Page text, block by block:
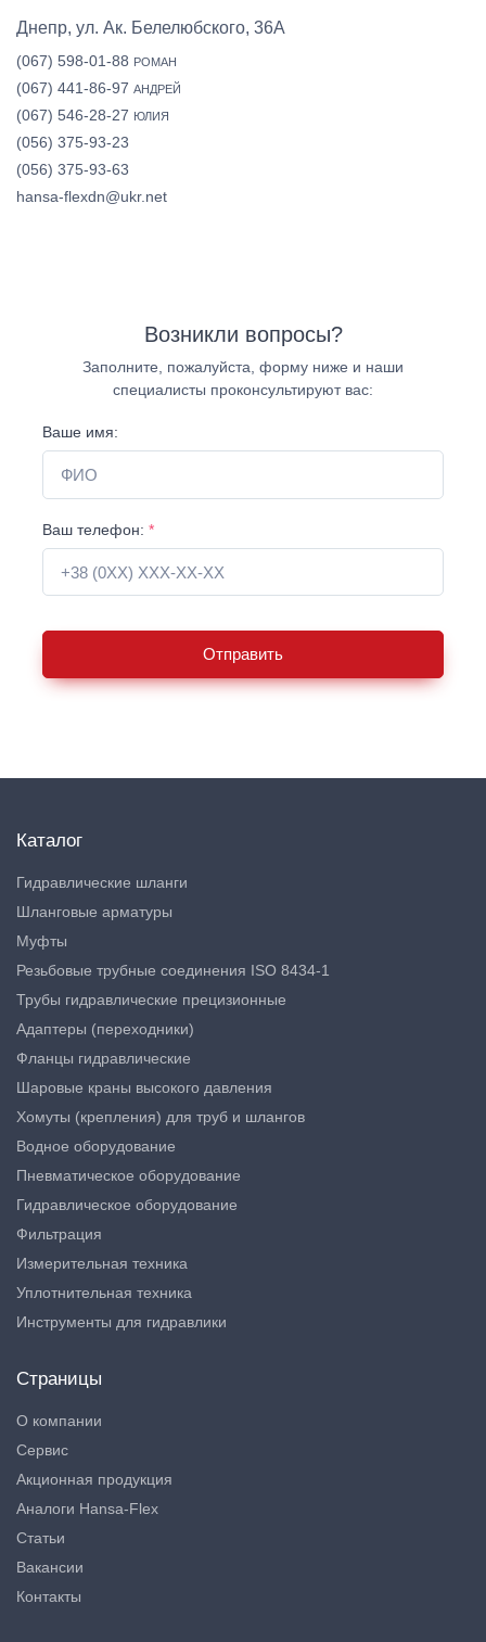
Днепр, ул. Ак. Белелюбского, 36А
(067) 598-01-88 РОМАН
(067) 441-86-97 АНДРЕЙ
(067) 546-28-27 ЮЛИЯ
(056) 375-93-23
(056) 375-93-63
hansa-flexdn@ukr.net
Возникли вопросы?
Заполните, пожалуйста, форму ниже и наши
специалисты проконсультируют вас:
Ваше имя:
Ваш телефон: *
Отправить
Каталог
Гидравлические шланги
Шланговые арматуры
Муфты
Резьбовые трубные соединения ISO 8434-1
Трубы гидравлические прецизионные
Адаптеры (переходники)
Фланцы гидравлические
Шаровые краны высокого давления
Хомуты (крепления) для труб и шлангов
Водное оборудование
Пневматическое оборудование
Гидравлическое оборудование
Фильтрация
Измерительная техника
Уплотнительная техника
Инструменты для гидравлики
Страницы
О компании
Сервис
Акционная продукция
Аналоги Hansa-Flex
Статьи
Вакансии
Контакты